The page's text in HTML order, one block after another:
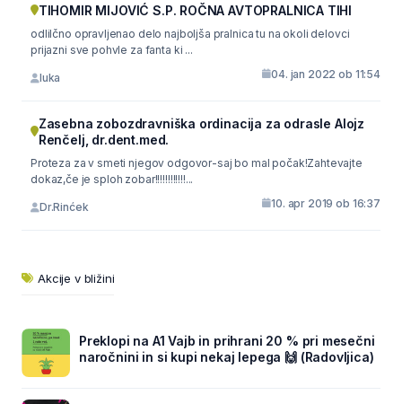
TIHOMIR MIJOVIĆ S.P. ROČNA AVTOPRALNICA TIHI
odlilčno opravljenao delo najboljša pralnica tu na okoli delovci
prijazni sve pohvle za fanta ki ...
luka 04. jan 2022 ob 11:54
Zasebna zobozdravniška ordinacija za odrasle Alojz
Renčelj, dr.dent.med.
Proteza za v smeti njegov odgovor-saj bo mal počak!Zahtevajte
dokaz,če je sploh zobar!!!!!!!!!!!!...
Dr.Rinćek 10. apr 2019 ob 16:37
Akcije v bližini
Preklopi na A1 Vajb in prihrani 20 % pri mesečni
naročnini in si kupi nekaj lepega 🙌 (Radovljica)